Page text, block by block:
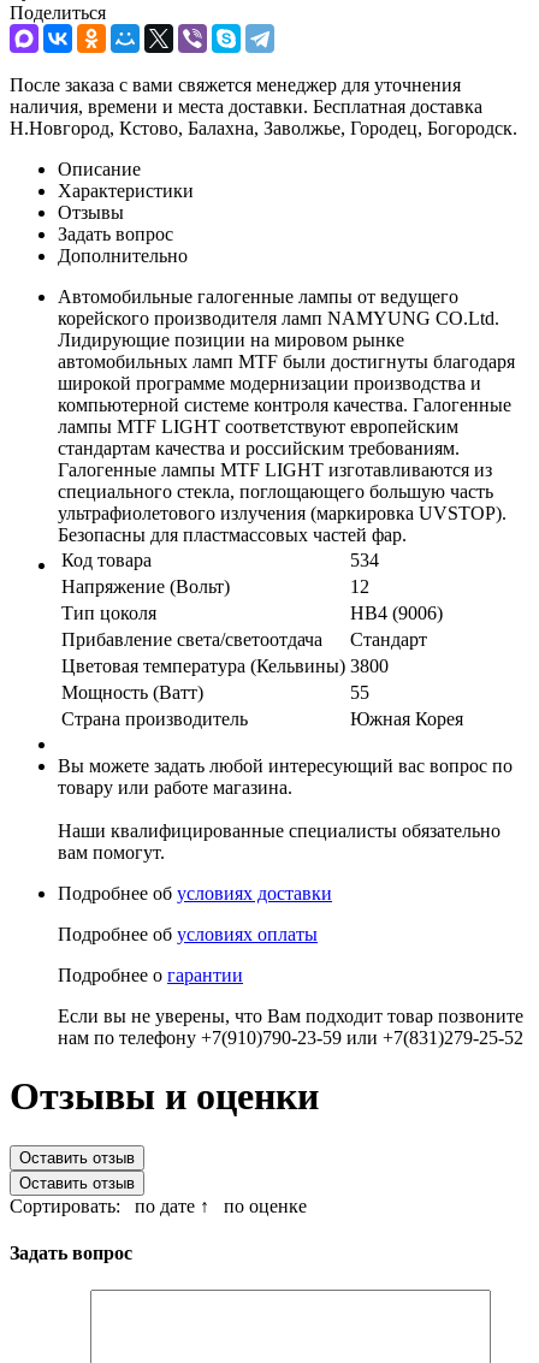
Поделиться
После заказа с вами свяжется менеджер для уточнения
наличия, времени и места доставки. Бесплатная доставка
Н.Новгород, Кстово, Балахна, Заволжье, Городец, Богородск.
Описание
Характеристики
Отзывы
Задать вопрос
Дополнительно
Автомобильные галогенные лампы от ведущего
корейского производителя ламп NAMYUNG CO.Ltd.
Лидирующие позиции на мировом рынке
автомобильных ламп MTF были достигнуты благодаря
широкой программе модернизации производства и
компьютерной системе контроля качества. Галогенные
лампы MTF LIGHT соответствуют европейским
стандартам качества и российским требованиям.
Галогенные лампы MTF LIGHT изготавливаются из
специального стекла, поглощающего большую часть
ультрафиолетового излучения (маркировка UVSTOP).
Безопасны для пластмассовых частей фар.
Код товара
534
Напряжение (Вольт)
12
Тип цоколя
HB4 (9006)
Прибавление света/светоотдача
Стандарт
Цветовая температура (Кельвины) 3800
Мощность (Ватт)
55
Страна производитель
Южная Корея
Вы можете задать любой интересующий вас вопрос по
товару или работе магазина.
Наши квалифицированные специалисты обязательно
вам помогут.
Подробнее об условиях доставки
Подробнее об условиях оплаты
Подробнее о гарантии
Если вы не уверены, что Вам подходит товар позвоните
нам по телефону +7(910)790-23-59 или +7(831)279-25-52
Отзывы и оценки
Оставить отзыв
Оставить отзыв
Сортировать: по дате ↑ по оценке
Задать вопрос